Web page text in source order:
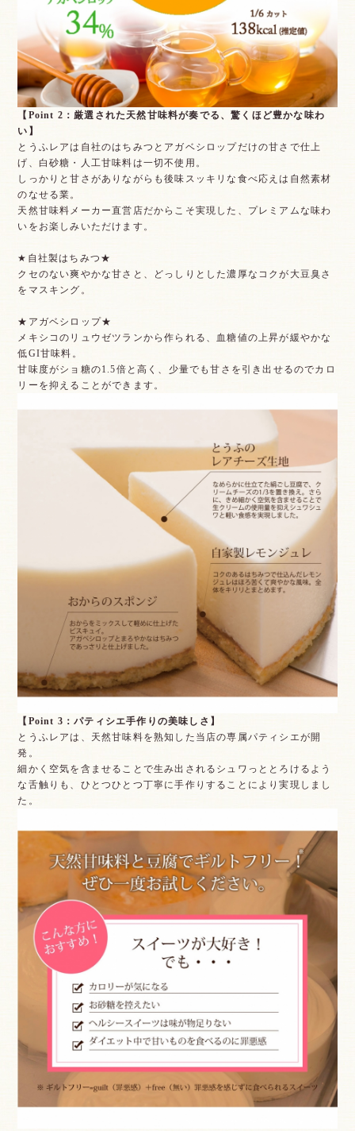
【Point 2：厳選された天然甘味料が奏でる、驚くほど豊かな味わ
い】
とうふレアは自社のはちみつとアガベシロップだけの甘さで仕上
げ、白砂糖・人工甘味料は一切不使用。
しっかりと甘さがありながらも後味スッキリな食べ応えは自然素材
のなせる業。
天然甘味料メーカー直営店だからこそ実現した、プレミアムな味わ
いをお楽しみいただけます。
★自社製はちみつ★
クセのない爽やかな甘さと、どっしりとした濃厚なコクが大豆臭さ
をマスキング。
★アガベシロップ★
メキシコのリュウゼツランから作られる、血糖値の上昇が緩やかな
低GI甘味料。
甘味度がショ糖の1.5倍と高く、少量でも甘さを引き出せるのでカロ
リーを抑えることができます。
【Point 3：パティシエ手作りの美味しさ】
とうふレアは、天然甘味料を熟知した当店の専属パティシエが開
発。
細かく空気を含ませることで生み出されるシュワっととろけるよう
な舌触りも、ひとつひとつ丁寧に手作りすることにより実現しまし
た。